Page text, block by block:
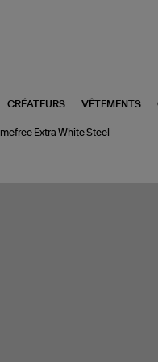
CRÉATEURS VÊTEMENTS
Extra White Steel